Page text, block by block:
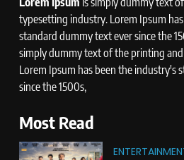
typesetting industry. Lorem Ipsum
standard dummy text ever since the
simply dummy text of the printing
Lorem Ipsum has been the industry's
since the 1500s,
Most Read